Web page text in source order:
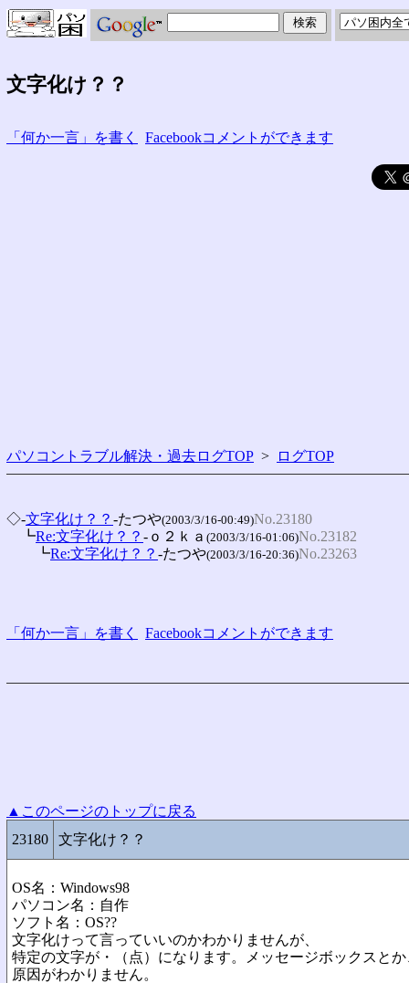
文字化け？？
「何か一言」を書く Facebookコメントができます
パソコントラブル解決・過去ログTOP > ログTOP
◇-文字化け？？ -たつや(2003/3/16-00:49)No.23180
┗Re:文字化け？？ -ｏ２ｋａ (2003/3/16-01:06)No.23182
┗Re:文字化け？？ -たつや(2003/3/16-20:36)No.23263
「何か一言」を書く Facebookコメントができます
▲このページのトップに戻る
23180
文字化け？？
OS名：Windows98
パソコン名：自作
ソフト名：OS??
文字化けって言っていいのかわかりませんが、
特定の文字が・（点）になります。メッセージボックスとか
原因がわかりません。